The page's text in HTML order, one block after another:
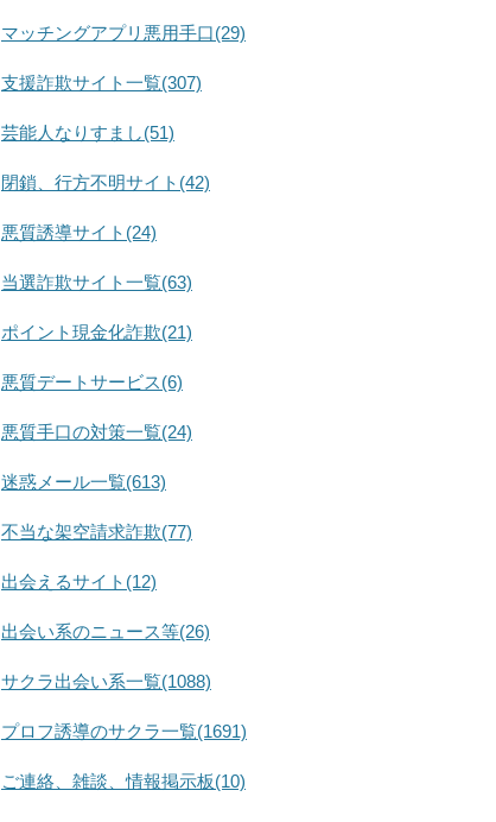
マッチングアプリ悪用手口(29)
支援詐欺サイト一覧(307)
芸能人なりすまし(51)
閉鎖、行方不明サイト(42)
悪質誘導サイト(24)
当選詐欺サイト一覧(63)
ポイント現金化詐欺(21)
悪質デートサービス(6)
悪質手口の対策一覧(24)
迷惑メール一覧(613)
不当な架空請求詐欺(77)
出会えるサイト(12)
出会い系のニュース等(26)
サクラ出会い系一覧(1088)
プロフ誘導のサクラ一覧(1691)
ご連絡、雑談、情報掲示板(10)